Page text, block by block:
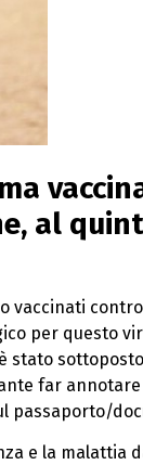
al
vaccinati
per questo
stato
far
passaporto/
e la malattia